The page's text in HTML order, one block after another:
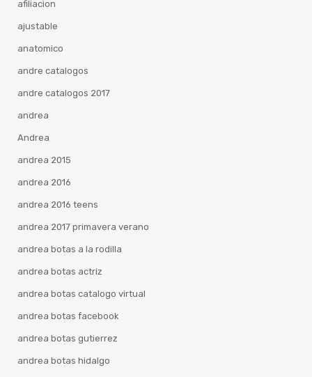
afiliacion
ajustable
anatomico
andre catalogos
andre catalogos 2017
andrea
Andrea
andrea 2015
andrea 2016
andrea 2016 teens
andrea 2017 primavera verano
andrea botas a la rodilla
andrea botas actriz
andrea botas catalogo virtual
andrea botas facebook
andrea botas gutierrez
andrea botas hidalgo